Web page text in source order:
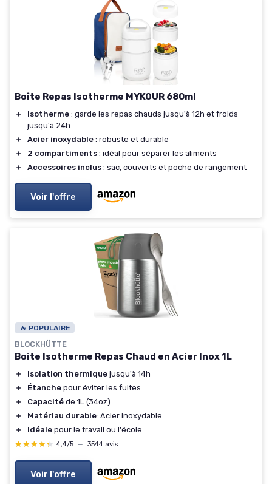
Boîte Repas Isotherme MYKOUR 680ml
＋ Isotherme : garde les repas chauds jusqu'à 12h et froids
jusqu'à 24h
＋
Acier inoxydable : robuste et durable
＋
2 compartiments : idéal pour séparer les aliments
＋
Accessoires inclus : sac, couverts et poche de rangement
Voir l'offre
🔥 POPULAIRE
BLOCKHÜTTE
Boite Isotherme Repas Chaud en Acier Inox 1L
＋ Isolation thermique jusqu'à 14h
＋
Étanche pour éviter les fuites
＋
Capacité de 1L (34oz)
＋
Matériau durable: Acier inoxydable
＋
Idéale pour le travail ou l'école
★★★★★
★★★★★ 4,4/5 — 3544 avis
Voir l'offre